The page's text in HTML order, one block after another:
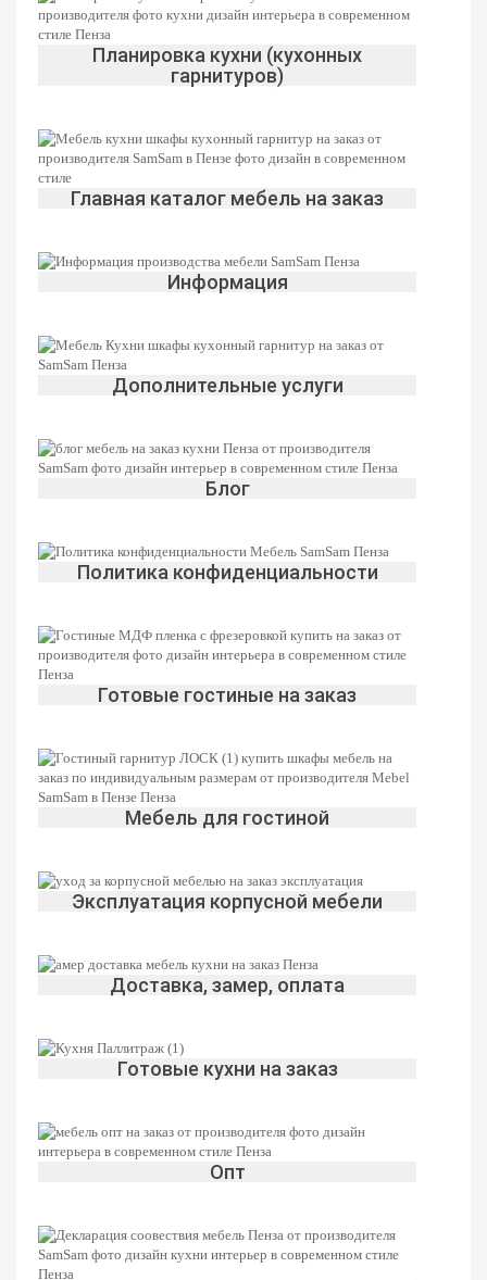
Планировка кухни (кухонных
гарнитуров)
Главная каталог мебель на заказ
Информация
Дополнительные услуги
Блог
Политика конфиденциальности
Готовые гостиные на заказ
Мебель для гостиной
Эксплуатация корпусной мебели
Доставка, замер, оплата
Готовые кухни на заказ
Опт